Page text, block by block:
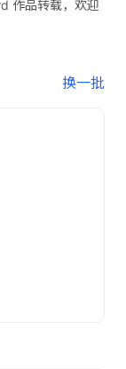
作品转载，欢迎
换一批